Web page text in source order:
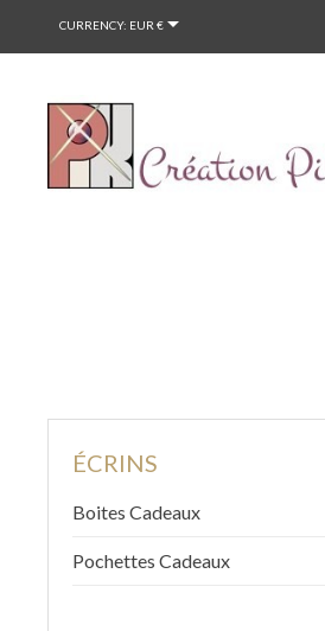
CURRENCY: EUR €
ÉCRINS
Boites Cadeaux
Pochettes Cadeaux